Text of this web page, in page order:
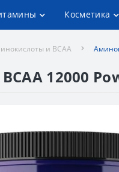
Косметика
и BCAA
12000